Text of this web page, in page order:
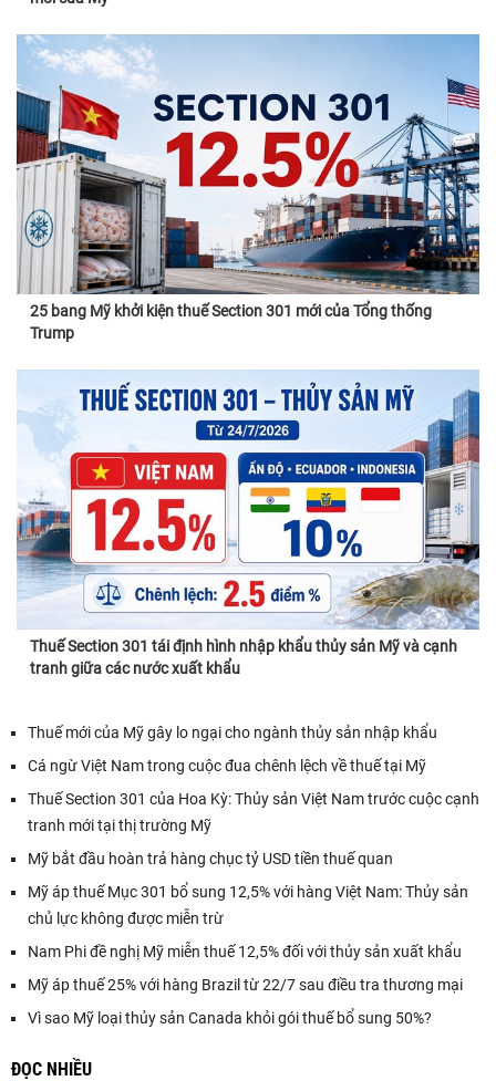
25 bang Mỹ khởi kiện thuế Section 301 mới của Tổng thống
Trump
Thuế Section 301 tái định hình nhập khẩu thủy sản Mỹ và cạnh
tranh giữa các nước xuất khẩu
Thuế mới của Mỹ gây lo ngại cho ngành thủy sản nhập khẩu
Cá ngừ Việt Nam trong cuộc đua chênh lệch về thuế tại Mỹ
Thuế Section 301 của Hoa Kỳ: Thủy sản Việt Nam trước cuộc cạnh
tranh mới tại thị trường Mỹ
Mỹ bắt đầu hoàn trả hàng chục tỷ USD tiền thuế quan
Mỹ áp thuế Mục 301 bổ sung 12,5% với hàng Việt Nam: Thủy sản
chủ lực không được miễn trừ
Nam Phi đề nghị Mỹ miễn thuế 12,5% đối với thủy sản xuất khẩu
Mỹ áp thuế 25% với hàng Brazil từ 22/7 sau điều tra thương mại
Vì sao Mỹ loại thủy sản Canada khỏi gói thuế bổ sung 50%?
ĐỌC NHIỀU